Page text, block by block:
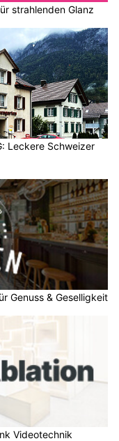
strahlenden Glanz
Leckere Schweizer
Genuss & Geselligkeit
Videotechnik